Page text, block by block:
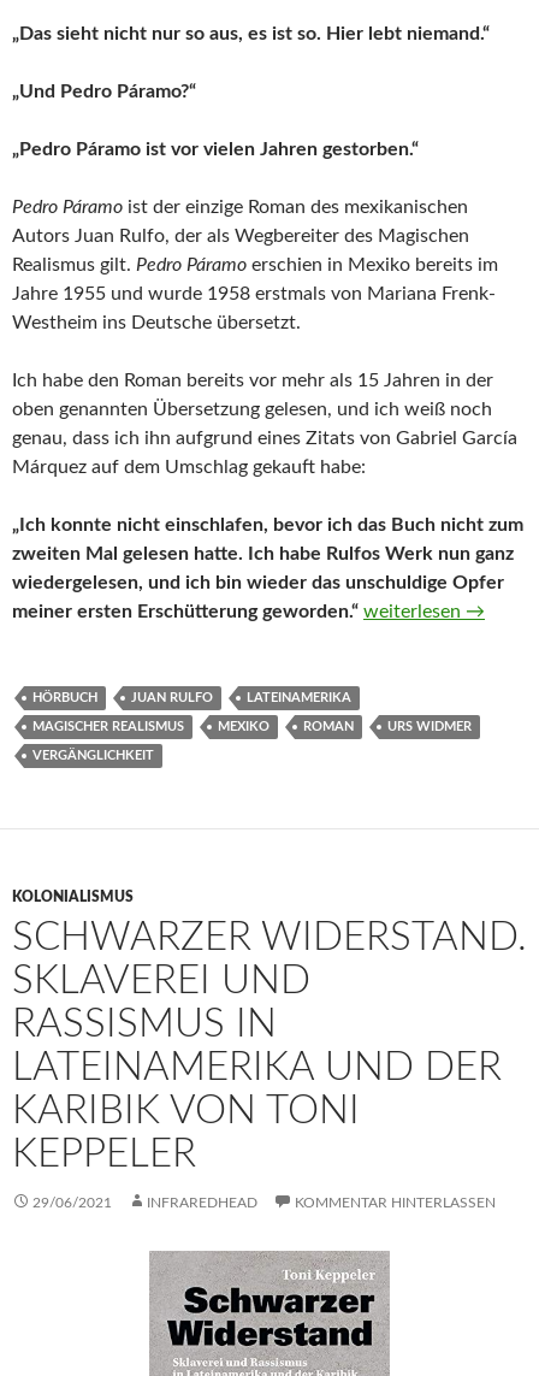
„Das sieht nicht nur so aus, es ist so. Hier lebt niemand.“
„Und Pedro Páramo?“
„Pedro Páramo ist vor vielen Jahren gestorben.“
Pedro Páramo ist der einzige Roman des mexikanischen
Autors Juan Rulfo, der als Wegbereiter des Magischen
Realismus gilt. Pedro Páramo erschien in Mexiko bereits im
Jahre 1955 und wurde 1958 erstmals von Mariana Frenk-
Westheim ins Deutsche übersetzt.
Ich habe den Roman bereits vor mehr als 15 Jahren in der
oben genannten Übersetzung gelesen, und ich weiß noch
genau, dass ich ihn aufgrund eines Zitats von Gabriel García
Márquez auf dem Umschlag gekauft habe:
„Ich konnte nicht einschlafen, bevor ich das Buch nicht zum
zweiten Mal gelesen hatte. Ich habe Rulfos Werk nun ganz
wiedergelesen, und ich bin wieder das unschuldige Opfer
meiner ersten Erschütterung geworden.“ Pedro Páramo von
weiterlesen →
HÖRBUCH JUAN RULFO LATEINAMERIKA
MAGISCHER REALISMUS MEXIKO ROMAN URS WIDMER
VERGÄNGLICHKEIT
KOLONIALISMUS
SCHWARZER WIDERSTAND.
SKLAVEREI UND
RASSISMUS IN
LATEINAMERIKA UND DER
KARIBIK VON TONI
KEPPELER
29/06/2021 INFRAREDHEAD KOMMENTAR HINTERLASSEN